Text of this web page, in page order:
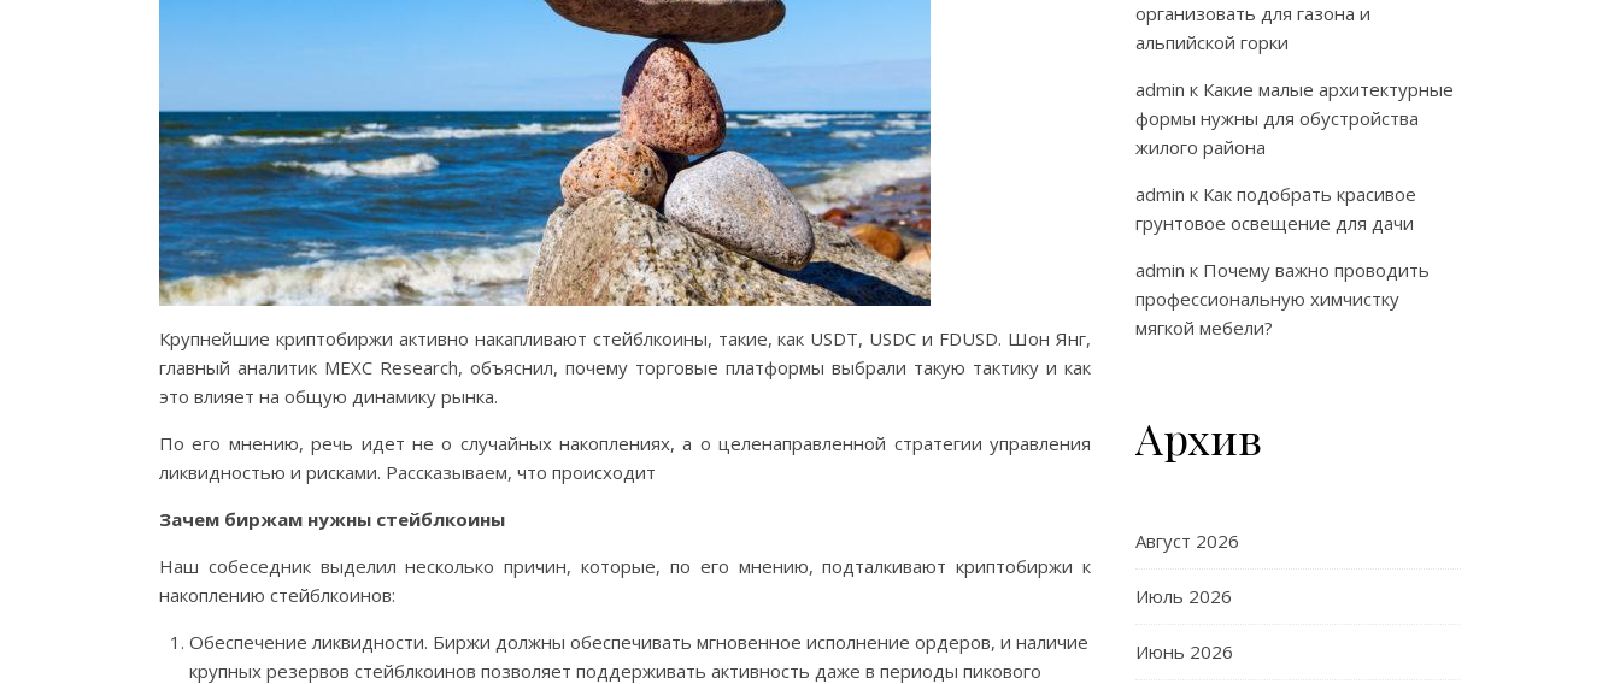
Крупнейшие криптобиржи активно накапливают стейблкоины, такие, как USDT, USDC и FDUSD. Шон Янг,
главный аналитик MEXC Research, объяснил, почему торговые платформы выбрали такую тактику и как
это влияет на общую динамику рынка.
По его мнению, речь идет не о случайных накоплениях, а о целенаправленной стратегии управления
ликвидностью и рисками. Рассказываем, что происходит
Зачем биржам нужны стейблкоины
Наш собеседник выделил несколько причин, которые, по его мнению, подталкивают криптобиржи к
накоплению стейблкоинов:
Обеспечение ликвидности. Биржи должны обеспечивать мгновенное исполнение ордеров, и наличие
крупных резервов стейблкоинов позволяет поддерживать активность даже в периоды пикового
организовать для газона и
альпийской горки
admin к Какие малые архитектурные
формы нужны для обустройства
жилого района
admin к Как подобрать красивое
грунтовое освещение для дачи
admin к Почему важно проводить
профессиональную химчистку
мягкой мебели?
Архив
Август 2026
Июль 2026
Июнь 2026